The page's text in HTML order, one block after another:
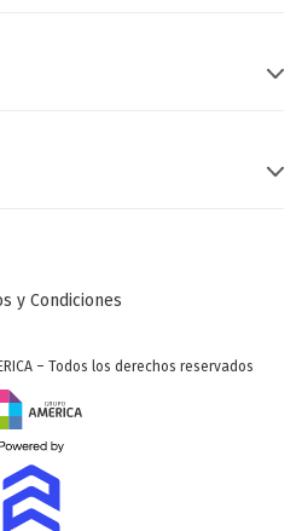
y Condiciones
– Todos los derechos reservados